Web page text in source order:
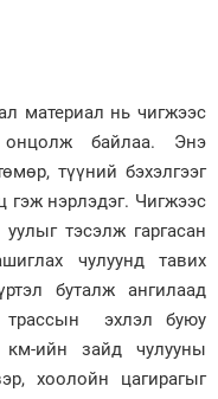
материал нь чигжээс
онцолж байлаа. Энэ
түүний бэхэлгээг
нэрлэдэг. Чигжээс
тэсэлж гаргасан
чулуунд тавих
буталж ангилаад
трассын эхлэл буюу
ийн зайд чулууны
хоолойн цагирагыг